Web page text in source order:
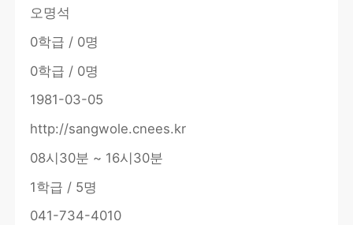
오명석
0학급 / 0명
0학급 / 0명
1981-03-05
http://sangwole.cnees.kr
08시30분 ~ 16시30분
1학급 / 5명
041-734-4010